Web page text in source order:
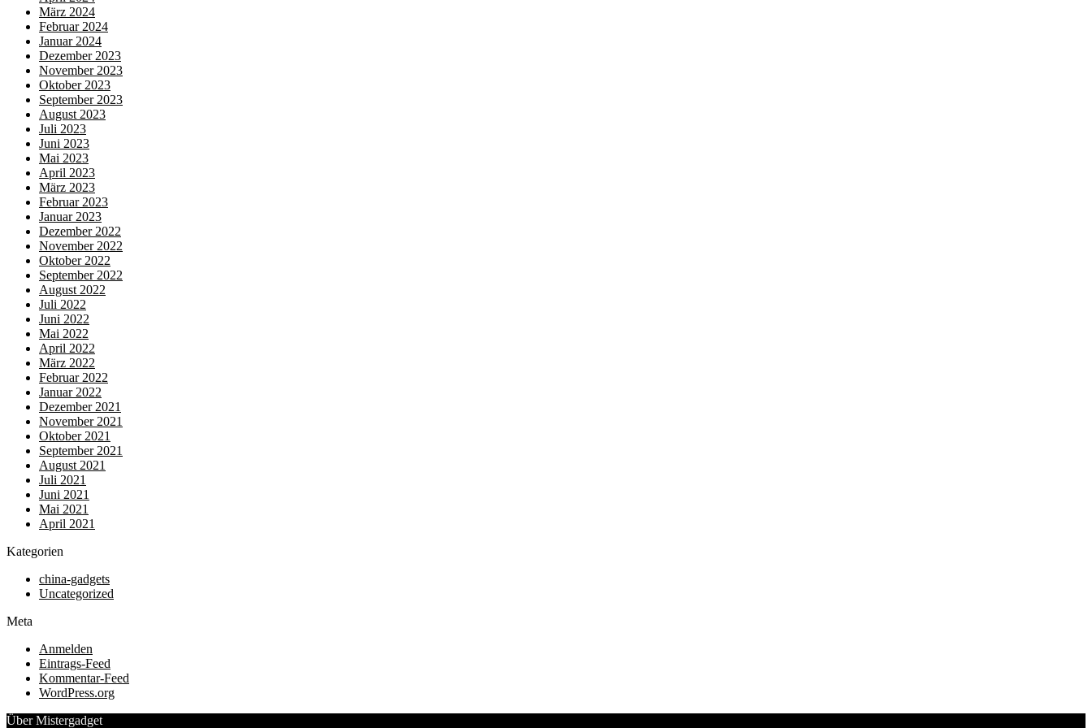
März 2024
Februar 2024
Januar 2024
Dezember 2023
November 2023
Oktober 2023
September 2023
August 2023
Juli 2023
Juni 2023
Mai 2023
April 2023
März 2023
Februar 2023
Januar 2023
Dezember 2022
November 2022
Oktober 2022
September 2022
August 2022
Juli 2022
Juni 2022
Mai 2022
April 2022
März 2022
Februar 2022
Januar 2022
Dezember 2021
November 2021
Oktober 2021
September 2021
August 2021
Juli 2021
Juni 2021
Mai 2021
April 2021
Kategorien
china-gadgets
Uncategorized
Meta
Anmelden
Eintrags-Feed
Kommentar-Feed
WordPress.org
Über Mistergadget